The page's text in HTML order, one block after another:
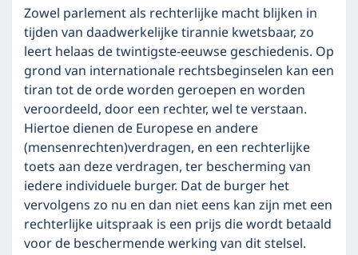
Zowel parlement als rechterlijke macht blijken in
tijden van daadwerkelijke tirannie kwetsbaar, zo
leert helaas de twintigste-eeuwse geschiedenis. Op
grond van internationale rechtsbeginselen kan een
tiran tot de orde worden geroepen en worden
veroordeeld, door een rechter, wel te verstaan.
Hiertoe dienen de Europese en andere
(mensenrechten)verdragen, en een rechterlijke
toets aan deze verdragen, ter bescherming van
iedere individuele burger. Dat de burger het
vervolgens zo nu en dan niet eens kan zijn met een
rechterlijke uitspraak is een prijs die wordt betaald
voor de beschermende werking van dit stelsel.